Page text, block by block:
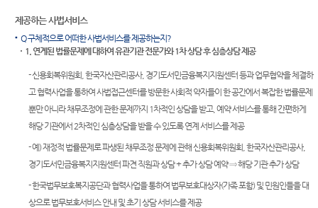
내
관할구
역
시/군법
원
등기과/
청사안
보안검
안양지
원
시판
E-mail
Club
행정예
고
유관기
관안내
민사조
소송구
조절차
생활 속
서
각급법
원안내
정보공
개
부조리
터
온라인
방청 신
증인지
도
제공하는 사법서비스
Q 구체적으로 어떠한 사법서비스를 제공하는지?
1. 연계된 법률문제에 대하여 유관기관 전문가와 1차 상담 후 심층상담 제공
- 신용회복위원회, 한국자산관리공사, 경기도서민금융복지지원센터 등과 업무협약을 체결하
고 협력사업을 통하여 사법접근센터를 방문한 사회적 약자들이 한 공간에서 복잡한 법률문제
뿐만 아니라 채무조정에 관한 문제까지 1차적인 상담을 받고, 예약 서비스를 통해 간편하게
해당 기관에서 2차적인 심층상담을 받을 수 있도록 연계 서비스를 제공
- 예) 재정적 법률문제로 파생된 채무조정 문제에 관해 신용회복위원회, 한국자산관리공사,
경기도서민금융복지지원센터 파견 직원과 상담 + 추가 상담 예약 ⇒ 해당 기관 추가 상담
- 한국법무보호복지공단과 협력사업을 통하여 법무보호대상자(가족 포함) 및 민원인들을 대
상으로 법무보호서비스 안내 및 초기 상담 서비스를 제공